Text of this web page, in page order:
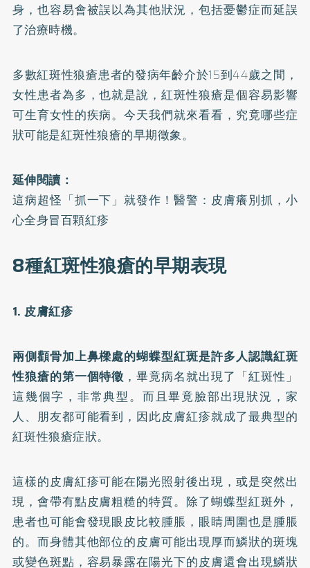
身，也容易會被誤以為其他狀況，包括憂鬱症而延誤
了治療時機。
多數紅斑性狼瘡患者的發病年齡介於15到44歲之間，
女性患者為多，也就是說，紅斑性狼瘡是個容易影響
可生育女性的疾病。今天我們就來看看，究竟哪些症
狀可能是紅斑性狼瘡的早期徵象。
延伸閱讀：
這病超怪「抓一下」就發作！醫警：皮膚癢別抓，小
心全身冒百顆紅疹
8種紅斑性狼瘡的早期表現
1. 皮膚紅疹
兩側顴骨加上鼻樑處的蝴蝶型紅斑是許多人認識紅斑
性狼瘡的第一個特徵 ，畢竟病名就出現了「紅斑性」
這幾個字，非常典型。而且畢竟臉部出現狀況，家
人、朋友都可能看到，因此皮膚紅疹就成了最典型的
紅斑性狼瘡症狀。
這樣的皮膚紅疹可能在陽光照射後出現，或是突然出
現，會帶有點皮膚粗糙的特質。除了蝴蝶型紅斑外，
患者也可能會發現眼皮比較腫脹，眼睛周圍也是腫脹
的。而身體其他部位的皮膚可能出現厚而鱗狀的斑塊
或變色斑點，容易暴露在陽光下的皮膚還會出現鱗狀